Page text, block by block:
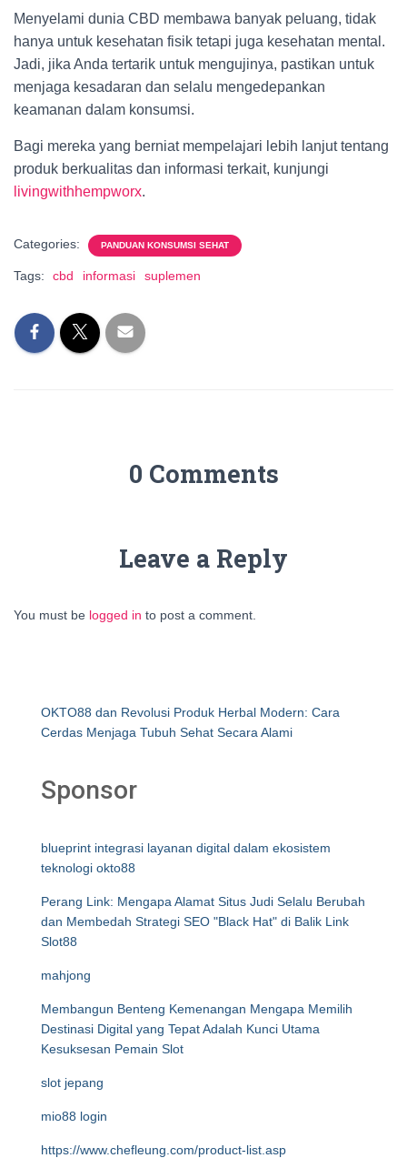
Menyelami dunia CBD membawa banyak peluang, tidak
hanya untuk kesehatan fisik tetapi juga kesehatan mental.
Jadi, jika Anda tertarik untuk mengujinya, pastikan untuk
menjaga kesadaran dan selalu mengedepankan
keamanan dalam konsumsi.
Bagi mereka yang berniat mempelajari lebih lanjut tentang
produk berkualitas dan informasi terkait, kunjungi
livingwithhempworx.
Categories: PANDUAN KONSUMSI SEHAT
Tags: cbd informasi suplemen
0 Comments
Leave a Reply
You must be logged in to post a comment.
OKTO88 dan Revolusi Produk Herbal Modern: Cara
Cerdas Menjaga Tubuh Sehat Secara Alami
Sponsor
blueprint integrasi layanan digital dalam ekosistem
teknologi okto88
Perang Link: Mengapa Alamat Situs Judi Selalu Berubah
dan Membedah Strategi SEO "Black Hat" di Balik Link
Slot88
mahjong
Membangun Benteng Kemenangan Mengapa Memilih
Destinasi Digital yang Tepat Adalah Kunci Utama
Kesuksesan Pemain Slot
slot jepang
mio88 login
https://www.chefleung.com/product-list.asp